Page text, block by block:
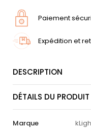
Paiement
Expédition et
DESCRIPTION
DÉTAILS DU PRODUIT
Marque